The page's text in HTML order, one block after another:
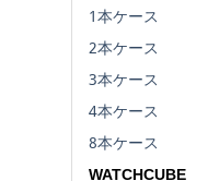
1本ケース
2本ケース
3本ケース
4本ケース
8本ケース
WATCHCUBE